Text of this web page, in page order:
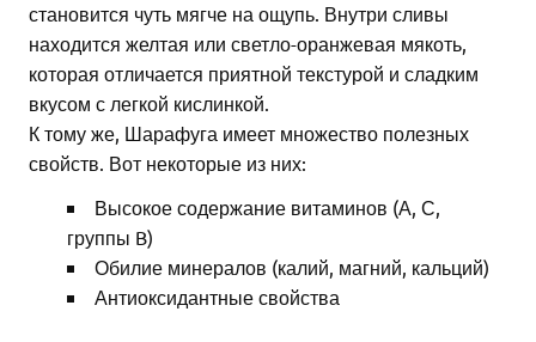
становится чуть мягче на ощупь. Внутри сливы
находится желтая или светло-оранжевая мякоть,
которая отличается приятной текстурой и сладким
вкусом с легкой кислинкой.
К тому же, Шарафуга имеет множество полезных
свойств. Вот некоторые из них:
Высокое содержание витаминов (А, С,
группы B)
Обилие минералов (калий, магний, кальций)
Антиоксидантные свойства